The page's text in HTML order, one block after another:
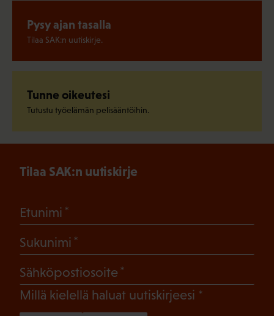
Pysy ajan tasalla
Tilaa SAK:n uutiskirje.
Tunne oikeutesi
Tutustu työelämän pelisääntöihin.
Tilaa SAK:n uutiskirje
Etunimi
Sukunimi
Sähköpostiosoite
Millä kielellä haluat uutiskirjeesi (Pakollinen)